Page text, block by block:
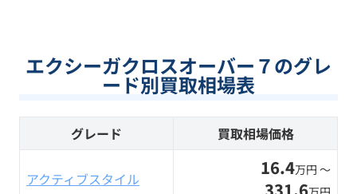
エクシーガクロスオーバー７のグレ
ード別買取相場表
グレード 買取相場価格
アクティブスタイル 16.4万円 〜